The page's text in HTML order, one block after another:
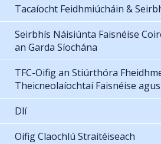
Tacaíocht Feidhmiúcháin &
Seirbhís Náisiúnta Faisnéise
an Garda Síochána
TFC-Oifig an Stiúrthóra
Theicneolaíochtaí Faisnéise
Dlí
Oifig Claochlú Straitéiseach